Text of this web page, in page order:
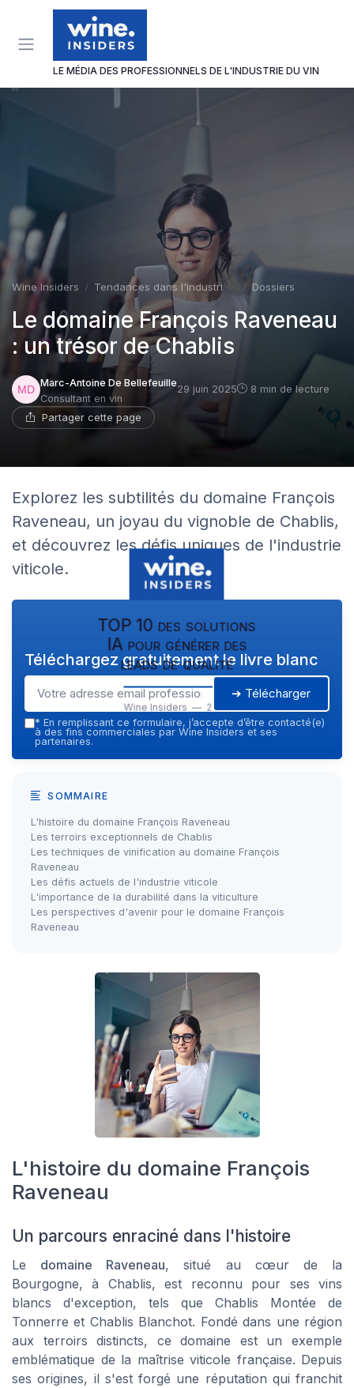
LE MÉDIA DES PROFESSIONNELS DE L'INDUSTRIE DU VIN
Wine Insiders Tendances dans l'industrie du vin Dossiers
Le domaine François Raveneau
: un trésor de Chablis
Marc-Antoine De Bellefeuille
Consultant en vin
29 juin 2025 8 min de lecture
Partager cette page
Explorez les subtilités du domaine François
Raveneau, un joyau du vignoble de Chablis,
et découvrez les défis uniques de l'industrie
viticole.
TOP 10 des solutions
IA pour générer des
leads de qualité
Wine Insiders — 2026
Téléchargez gratuitement le livre blanc
➔ Télécharger
* En remplissant ce formulaire, j’accepte d’être contacté(e)
à des fins commerciales par Wine Insiders et ses
partenaires.
SOMMAIRE
L'histoire du domaine François Raveneau
Les terroirs exceptionnels de Chablis
Les techniques de vinification au domaine François
Raveneau
Les défis actuels de l'industrie viticole
L'importance de la durabilité dans la viticulture
Les perspectives d'avenir pour le domaine François
Raveneau
L'histoire du domaine François
Raveneau
Un parcours enraciné dans l'histoire
Le domaine Raveneau, situé au cœur de la
Bourgogne, à Chablis, est reconnu pour ses vins
blancs d'exception, tels que Chablis Montée de
Tonnerre et Chablis Blanchot. Fondé dans une région
aux terroirs distincts, ce domaine est un exemple
emblématique de la maîtrise viticole française. Depuis
ses origines, il s'est forgé une réputation qui franchit
Panneau de gestion des cookies